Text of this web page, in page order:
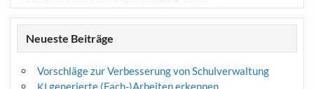
Neueste Beiträge
Vorschläge zur Verbesserung von Schulverwaltung
KI generierte (Fach-)Arbeiten erkennen